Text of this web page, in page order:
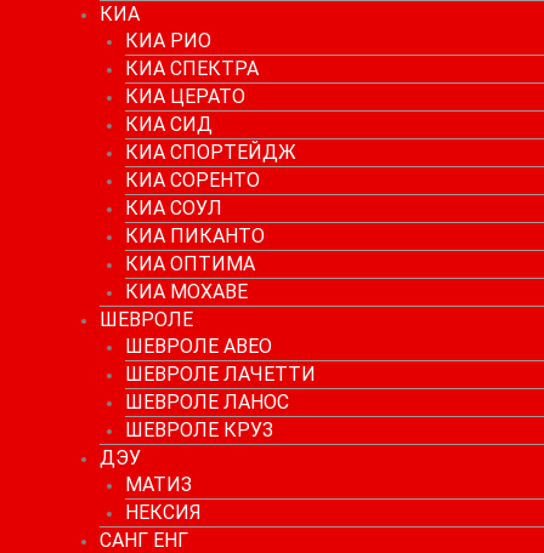
КИА
КИА РИО
КИА СПЕКТРА
КИА ЦЕРАТО
КИА СИД
КИА СПОРТЕЙДЖ
КИА СОРЕНТО
КИА СОУЛ
КИА ПИКАНТО
КИА ОПТИМА
КИА МОХАВЕ
ШЕВРОЛЕ
ШЕВРОЛЕ АВЕО
ШЕВРОЛЕ ЛАЧЕТТИ
ШЕВРОЛЕ ЛАНОС
ШЕВРОЛЕ КРУЗ
ДЭУ
МАТИЗ
НЕКСИЯ
САНГ ЕНГ